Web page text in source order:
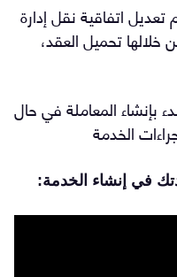
اتفاقية نقل إدارة
خلالها تحميل العقد،
بإنشاء المعاملة في حال
الخدمة
في إنشاء الخدمة: